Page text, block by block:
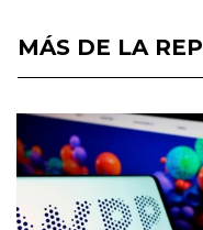
MÁS DE LA